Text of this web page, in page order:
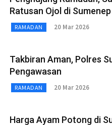
Ratusan Ojol di Sumenep
RAMADAN 20 Mar 2026
Takbiran Aman, Polres
Pengawasan
RAMADAN 20 Mar 2026
Harga Ayam Potong di